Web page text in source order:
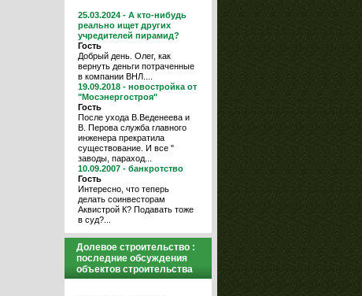
25.03.2024 - А кто-нибудь
реально ищет других
учредителей пирамид?
Гость
Добрый день. Олег, как
вернуть деньги потраченные
в компании ВНЛ....
19.09.2018 - новостройка от
"Мосэнергостроя"
Гость
После ухода В.Веденеева и
В. Перова служба главного
инженера прекратила
существование. И все "
заводы, параход...
10.09.2007 - банкротство
Гость
Интересно, что теперь
делать соинвесторам
Аквистрой К? Подавать тоже
в суд?...
Долевое строительство :
последние обсуждения
объектов строительства